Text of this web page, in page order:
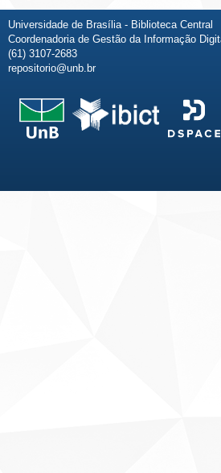
Universidade de Brasília - Biblioteca Central
Coordenadoria de Gestão da Informação
(61) 3107-2683
repositorio@unb.br